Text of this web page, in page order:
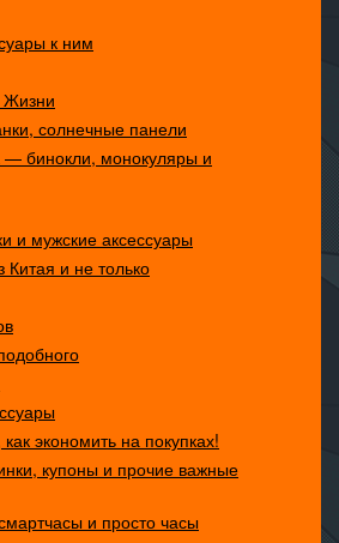
к ним
Жизни
солнечные панели
— бинокли, монокуляры и
и мужские аксессуары
и не только
экономить на покупках!
купоны и прочие важные
и просто часы